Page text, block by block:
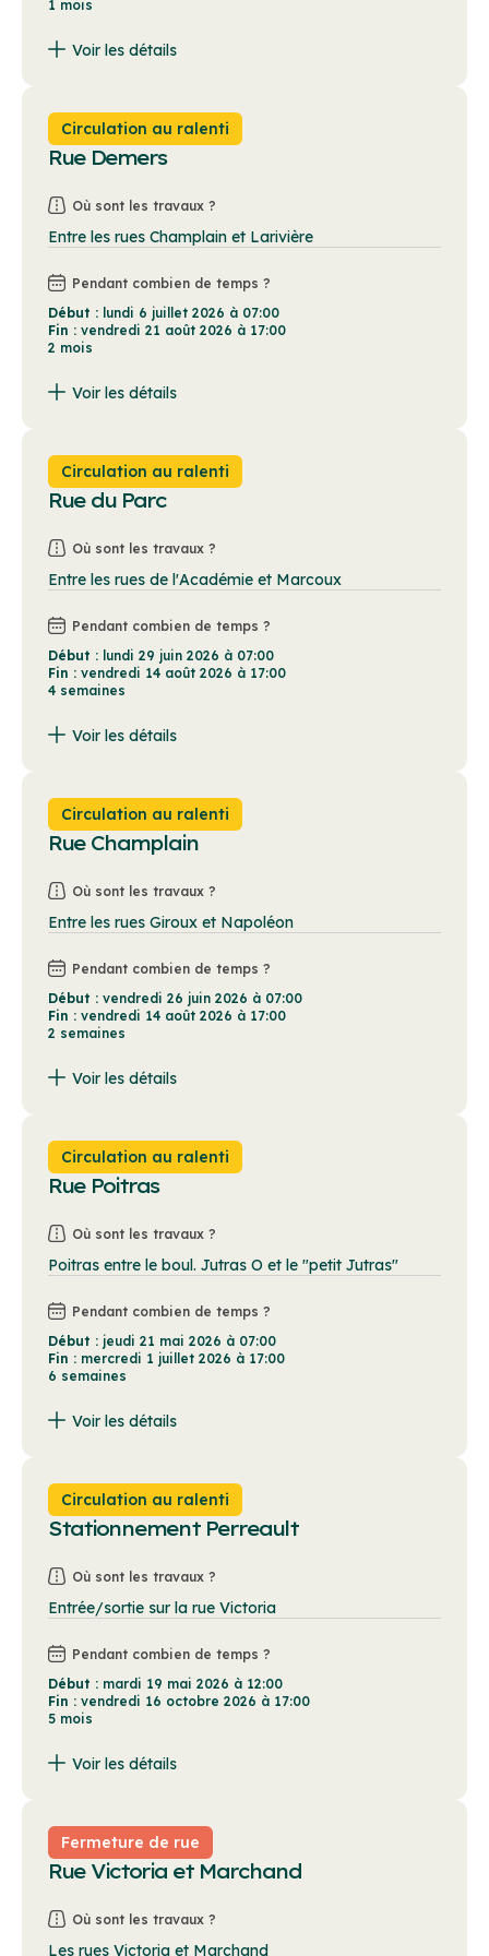
1 mois
Voir les détails
Rue Demers
Circulation au ralenti
Où sont les travaux ?
Entre les rues Champlain et Larivière
Pendant combien de temps ?
Début : lundi 6 juillet 2026 à 07:00
Fin : vendredi 21 août 2026 à 17:00
2 mois
Voir les détails
Rue du Parc
Circulation au ralenti
Où sont les travaux ?
Entre les rues de l'Académie et Marcoux
Pendant combien de temps ?
Début : lundi 29 juin 2026 à 07:00
Fin : vendredi 14 août 2026 à 17:00
4 semaines
Voir les détails
Rue Champlain
Circulation au ralenti
Où sont les travaux ?
Entre les rues Giroux et Napoléon
Pendant combien de temps ?
Début : vendredi 26 juin 2026 à 07:00
Fin : vendredi 14 août 2026 à 17:00
2 semaines
Voir les détails
Rue Poitras
Circulation au ralenti
Où sont les travaux ?
Poitras entre le boul. Jutras O et le "petit Jutras"
Pendant combien de temps ?
Début : jeudi 21 mai 2026 à 07:00
Fin : mercredi 1 juillet 2026 à 17:00
6 semaines
Voir les détails
Stationnement Perreault
Circulation au ralenti
Où sont les travaux ?
Entrée/sortie sur la rue Victoria
Pendant combien de temps ?
Début : mardi 19 mai 2026 à 12:00
Fin : vendredi 16 octobre 2026 à 17:00
5 mois
Voir les détails
Rue Victoria et Marchand
Fermeture de rue
Où sont les travaux ?
Les rues Victoria et Marchand